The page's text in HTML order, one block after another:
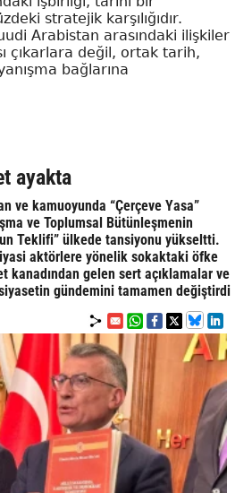
stratejik karşılığıdır.
Arabistan arasındaki ilişkiler
çıkarlara değil, ortak tarih,
bağlarına
ayakta
ve kamuoyunda “Çerçeve Yasa”
ve Toplumsal Bütünleşmenin
Teklifi” ülkede tansiyonu yükseltti.
aktörlere yönelik sokaktaki öfke
kanadından gelen sert açıklamalar ve
gündemini tamamen değiştirdi